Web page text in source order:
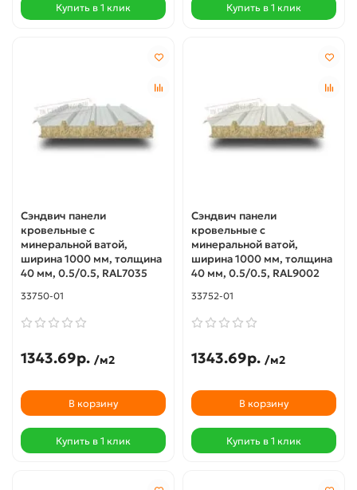
Купить в 1 клик Купить в 1 клик
Сэндвич панели
кровельные с
минеральной ватой,
ширина 1000 мм, толщина
40 мм, 0.5/0.5, RAL7035
33750-01
1343.69р. /м2
В корзину
Купить в 1 клик
Сэндвич панели
кровельные с
минеральной ватой,
ширина 1000 мм, толщина
40 мм, 0.5/0.5, RAL9002
33752-01
1343.69р. /м2
В корзину
Купить в 1 клик